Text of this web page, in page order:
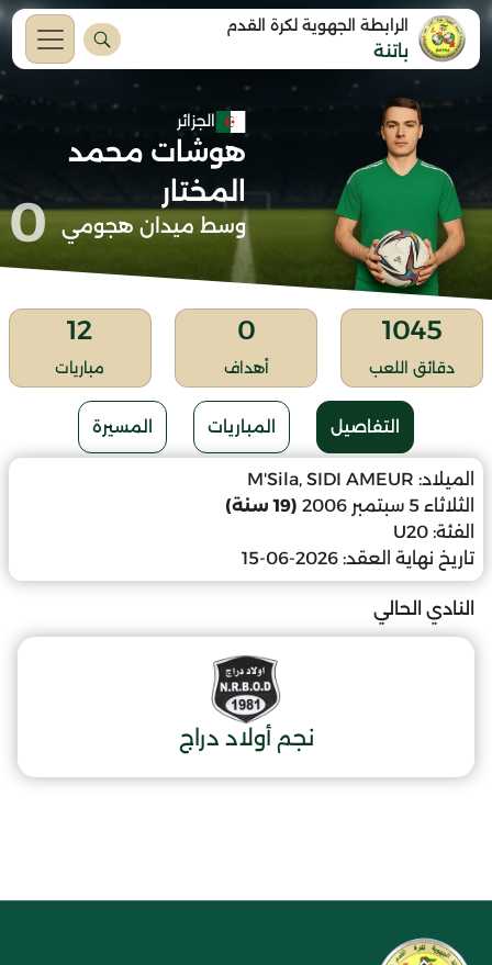
الرابطة الجهوية لكرة القدم
باتنة
الجزائر
هوشات محمد
المختار
وسط ميدان هجومي 0
1045
دقائق اللعب
0
أهداف
12
مباريات
التفاصيل المباريات المسيرة
الميلاد: M'Sila, SIDI AMEUR
الثلاثاء 5 سبتمبر 2006
(19 سنة)
الفئة: U20
تاريخ نهاية العقد: 2026-06-15
النادي الحالي
نجم أولاد دراج